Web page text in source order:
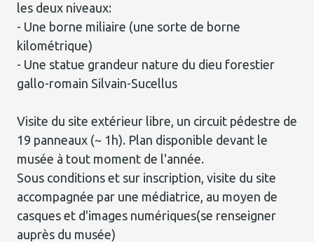
les deux niveaux:
- Une borne miliaire (une sorte de borne
kilométrique)
- Une statue grandeur nature du dieu forestier
gallo-romain Silvain-Sucellus
Visite du site extérieur libre, un circuit pédestre de
19 panneaux (~ 1h). Plan disponible devant le
musée à tout moment de l'année.
Sous conditions et sur inscription, visite du site
accompagnée par une médiatrice, au moyen de
casques et d'images numériques(se renseigner
auprès du musée)